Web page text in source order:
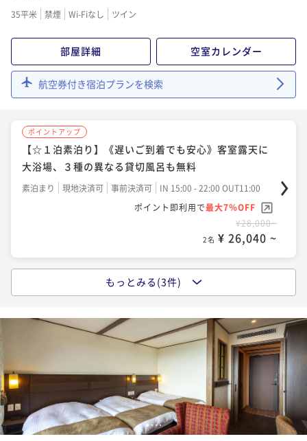
35平米 禁煙 Wi-Fiなし ツイン
部屋詳細 空室カレンダー
航空券付き宿泊プランを検索
ポイントアップ
【☆１泊素泊り】《遅いご到着でも安心》客室露天に
大浴場、３種の異なる貸切風呂も無料
素泊まり 現地決済可 事前決済可
IN 15:00 - 22:00 OUT11:00
ポイント即利用で最大7％OFF
¥28,000~
2名 ¥ 26,040 ~
【一泊朝食】★約70種類のバイキングでパワーチャー
ジ★遅めの到着歓迎！貸切風呂・夜食のラーメン無料
現地決済可 事前決済可
IN 15:00 - 22:00 OUT11:00
ポイント即利用で 最大7％OFF
¥36,500~
2名 ¥ 33,945 ~
ポイントアップ
もっとみる(3件)
1234